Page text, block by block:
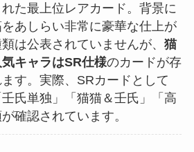
た最上位レアカード。背景に
あしらい非常に豪華な仕上が
は公表されていませんが、 猫
キャラはSR仕様のカードが存
す。実際、SRカードとして
壬氏単独」「猫猫＆壬氏」「高
確認されています。